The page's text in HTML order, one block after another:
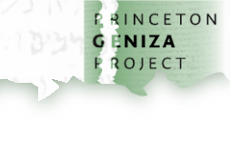
تخطي إلى المحتوى الرئيسي
الصفحة الرئيسية